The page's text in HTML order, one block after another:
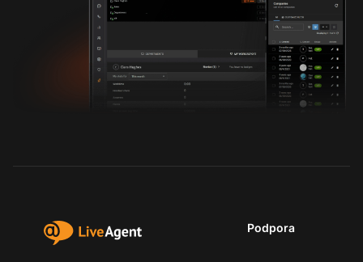
Podpora